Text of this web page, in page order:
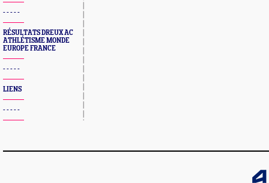
- - - - -
RÉSULTATS DREUX AC
ATHLÉTISME MONDE
EUROPE FRANCE
- - - - -
LIENS
- - - - -